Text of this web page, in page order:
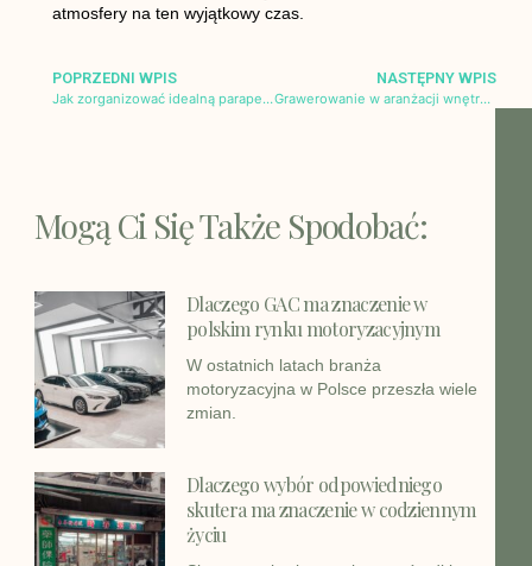
atmosfery na ten wyjątkowy czas.
POPRZEDNI WPIS
Jak zorganizować idealną parapetówkę i zadbać o swoje wnętrze?
NASTĘPNY WPIS
Grawerowanie w aranżacji wnętrz – nowoczesna technologia w służbie estetyki i funkcjonalności
Mogą Ci Się Także Spodobać:
Dlaczego GAC ma znaczenie w
polskim rynku motoryzacyjnym
W ostatnich latach branża
motoryzacyjna w Polsce przeszła wiele
zmian.
Dlaczego wybór odpowiedniego
skutera ma znaczenie w codziennym
życiu